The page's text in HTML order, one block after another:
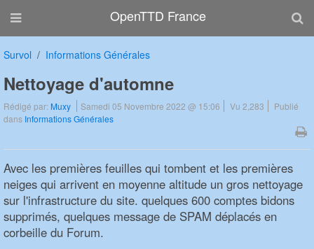
OpenTTD France
Survol Informations Générales
Nettoyage d'automne
Rédigé par: Muxy Samedi 05 Novembre 2022 @ 15:06 Vu 2,283
Publié
dans Informations Générales
Avec les premières feuilles qui tombent et les premières
neiges qui arrivent en moyenne altitude un gros nettoyage
sur l'infrastructure du site. quelques 600 comptes bidons
supprimés, quelques message de SPAM déplacés en
corbeille du Forum.